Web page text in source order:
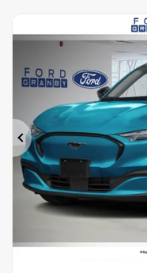
Précédent